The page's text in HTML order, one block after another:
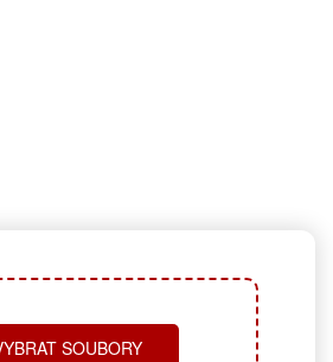
SOUBORY